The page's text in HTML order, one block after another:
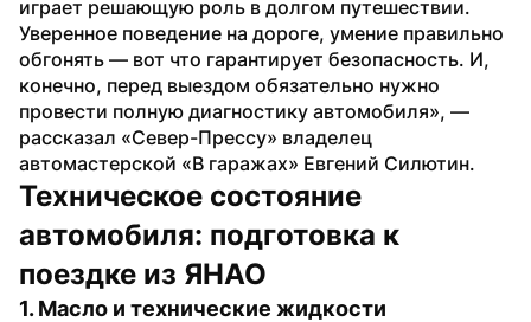
играет решающую роль в долгом путешествии.
Уверенное поведение на дороге, умение правильно
обгонять — вот что гарантирует безопасность. И,
конечно, перед выездом обязательно нужно
провести полную диагностику автомобиля», —
рассказал «Север-Прессу» владелец
автомастерской «В гаражах» Евгений Силютин.
Техническое состояние
автомобиля: подготовка к
поездке из ЯНАО
1. Масло и технические жидкости